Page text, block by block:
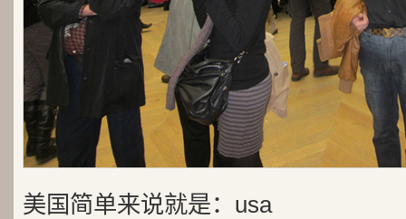
美国简单来说就是：usa